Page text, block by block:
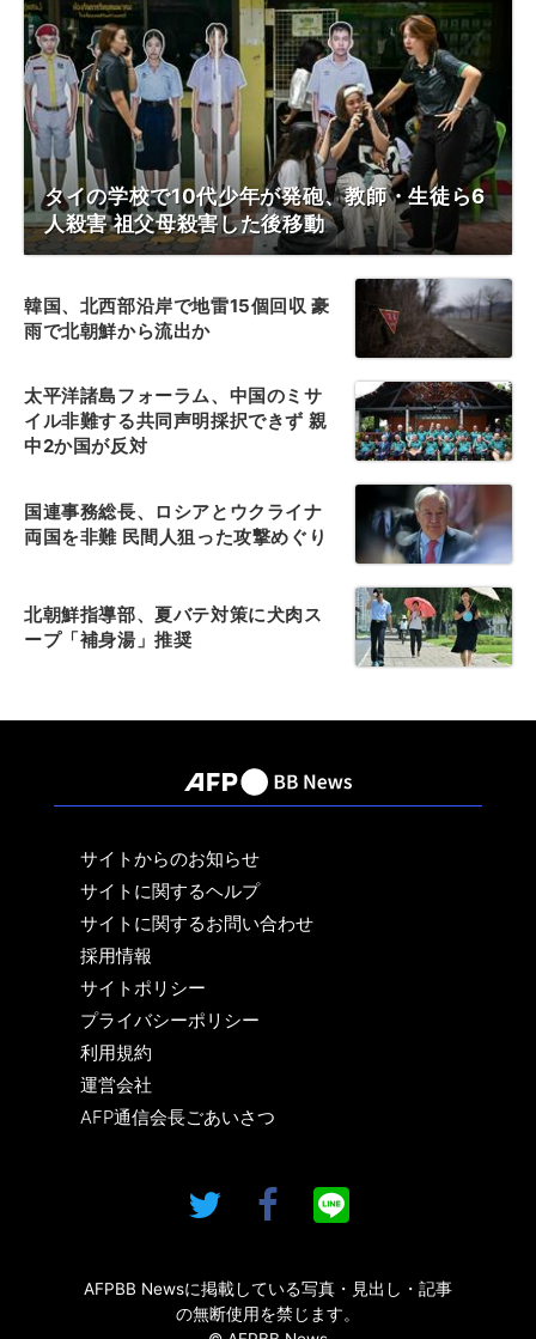
タイの学校で10代少年が発砲、教師・生徒ら6
人殺害 祖父母殺害した後移動
韓国、北西部沿岸で地雷15個回収 豪
雨で北朝鮮から流出か
太平洋諸島フォーラム、中国のミサ
イル非難する共同声明採択できず 親
中2か国が反対
国連事務総長、ロシアとウクライナ
両国を非難 民間人狙った攻撃めぐり
北朝鮮指導部、夏バテ対策に犬肉ス
ープ「補身湯」推奨
サイトからのお知らせ
サイトに関するヘルプ
サイトに関するお問い合わせ
採用情報
サイトポリシー
プライバシーポリシー
利用規約
運営会社
AFP通信会長ごあいさつ
AFPBB Newsに掲載している写真・見出し・記事
の無断使用を禁じます。